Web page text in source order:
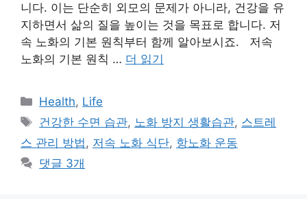
니다. 이는 단순히 외모의 문제가 아니라, 건강을 유
지하면서 삶의 질을 높이는 것을 목표로 합니다. 저
속 노화의 기본 원칙부터 함께 알아보시죠. 저속
노화의 기본 원칙 … 더 읽기
카
테
리
Health, Life
태
그
건강한 수면 습관, 노화 방지 생활습관, 스트레
스 관리 방법, 저속 노화 식단, 항노화 운동
댓글 3개